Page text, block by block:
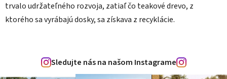
trvalo udržateľného rozvoja, zatiaľ čo teakové drevo, z
ktorého sa vyrábajú dosky, sa získava z recyklácie.
Sledujte nás na našom Instagrame